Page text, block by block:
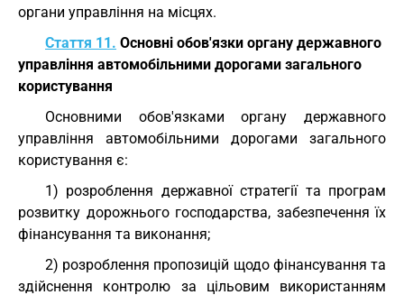
органи управління на місцях.
Стаття 11. Основні обов'язки органу державного
управління автомобільними дорогами загального
користування
Основними обов'язками органу державного
управління автомобільними дорогами загального
користування є:
1) розроблення державної стратегії та програм
розвитку дорожнього господарства, забезпечення їх
фінансування та виконання;
2) розроблення пропозицій щодо фінансування та
здійснення контролю за цільовим використанням